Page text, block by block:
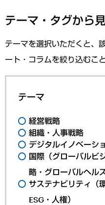
テーマ・タグから
テーマを選択いただくと、
ート・コラムを絞り込むこ
テーマ
経営戦略
組織・人事戦略
デジタルイノベーシ
国際（グローバルビ
略・グローバルヘルス
サステナビリティ（
ESG・人権）